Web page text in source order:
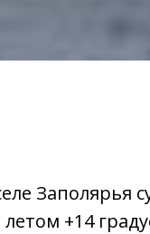
Заполярья
+14